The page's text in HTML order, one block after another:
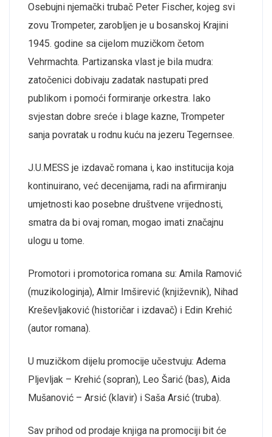
Osebujni njemački trubač Peter Fischer, kojeg svi
zovu Trompeter, zarobljen je u bosanskoj Krajini
1945. godine sa cijelom muzičkom četom
Vehrmachta. Partizanska vlast je bila mudra:
zatočenici dobivaju zadatak nastupati pred
publikom i pomoći formiranje orkestra. Iako
svjestan dobre sreće i blage kazne, Trompeter
sanja povratak u rodnu kuću na jezeru Tegernsee.
J.U.MESS je izdavač romana i, kao institucija koja
kontinuirano, već decenijama, radi na afirmiranju
umjetnosti kao posebne društvene vrijednosti,
smatra da bi ovaj roman, mogao imati značajnu
ulogu u tome.
Promotori i promotorica romana su: Amila Ramović
(muzikologinja), Almir Imširević (književnik), Nihad
Kreševljaković (historičar i izdavač) i Edin Krehić
(autor romana).
U muzičkom dijelu promocije učestvuju: Adema
Pljevljak – Krehić (sopran), Leo Šarić (bas), Aida
Mušanović – Arsić (klavir) i Saša Arsić (truba).
Sav prihod od prodaje knjiga na promociji bit će